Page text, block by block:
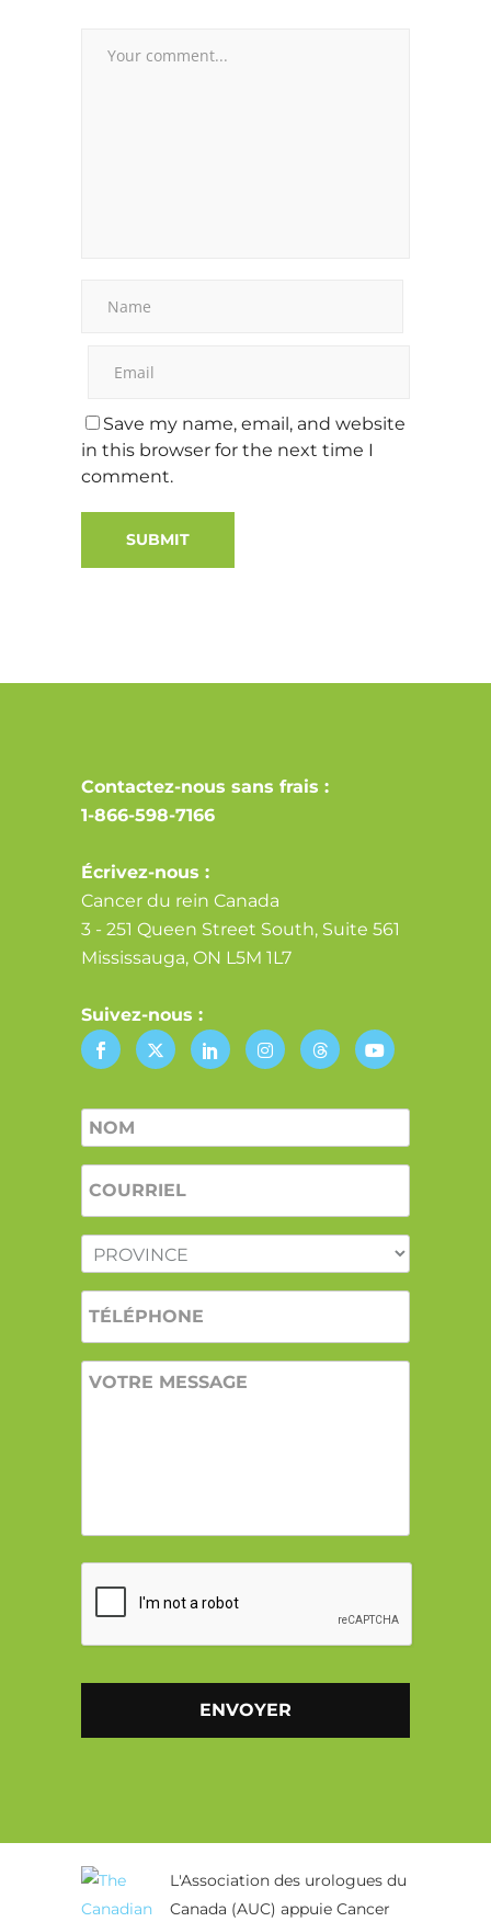
Save my name, email, and website
in this browser for the next time I
comment.
Contactez-nous sans frais :
1-866-598-7166
Écrivez-nous :
Cancer du rein Canada
3 - 251 Queen Street South, Suite 561
Mississauga, ON L5M 1L7
Suivez-nous :
Nom
PROVINCE
VOTRE
MESSAGE
L'Association des urologues du
Canada (AUC) appuie Cancer